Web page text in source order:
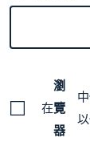
在
瀏
覽
器